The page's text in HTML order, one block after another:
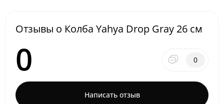
Отзывы о Колба Yahya Drop Gray 26 см
0 0
Написать отзыв